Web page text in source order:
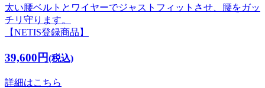
太い腰ベルトとワイヤーでジャストフィットさせ、腰をガッ
チリ守ります。
【NETIS登録商品】
39,600円(税込)
詳細はこちら